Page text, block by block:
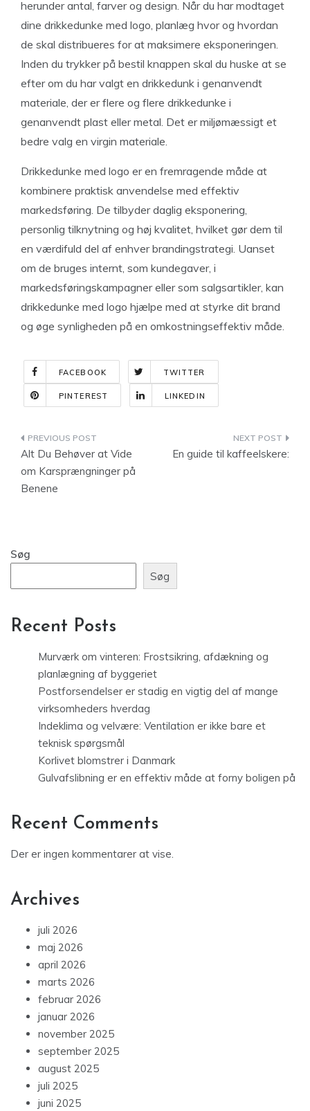
herunder antal, farver og design. Når du har modtaget
dine drikkedunke med logo, planlæg hvor og hvordan
de skal distribueres for at maksimere eksponeringen.
Inden du trykker på bestil knappen skal du huske at se
efter om du har valgt en drikkedunk i genanvendt
materiale, der er flere og flere drikkedunke i
genanvendt plast eller metal. Det er miljømæssigt et
bedre valg en virgin materiale.
Drikkedunke med logo er en fremragende måde at
kombinere praktisk anvendelse med effektiv
markedsføring. De tilbyder daglig eksponering,
personlig tilknytning og høj kvalitet, hvilket gør dem til
en værdifuld del af enhver brandingstrategi. Uanset
om de bruges internt, som kundegaver, i
markedsføringskampagner eller som salgsartikler, kan
drikkedunke med logo hjælpe med at styrke dit brand
og øge synligheden på en omkostningseffektiv måde.
FACEBOOK TWITTER
PINTEREST LINKEDIN
Indlægsnavigation
Alt Du Behøver at Vide
om Karsprængninger på
Benene
En guide til kaffeelskere:
Søg
Søg
Recent Posts
Murværk om vinteren: Frostsikring, afdækning og
planlægning af byggeriet
Postforsendelser er stadig en vigtig del af mange
virksomheders hverdag
Indeklima og velvære: Ventilation er ikke bare et
teknisk spørgsmål
Korlivet blomstrer i Danmark
Gulvafslibning er en effektiv måde at forny boligen på
Recent Comments
Der er ingen kommentarer at vise.
Archives
juli 2026
maj 2026
april 2026
marts 2026
februar 2026
januar 2026
november 2025
september 2025
august 2025
juli 2025
juni 2025